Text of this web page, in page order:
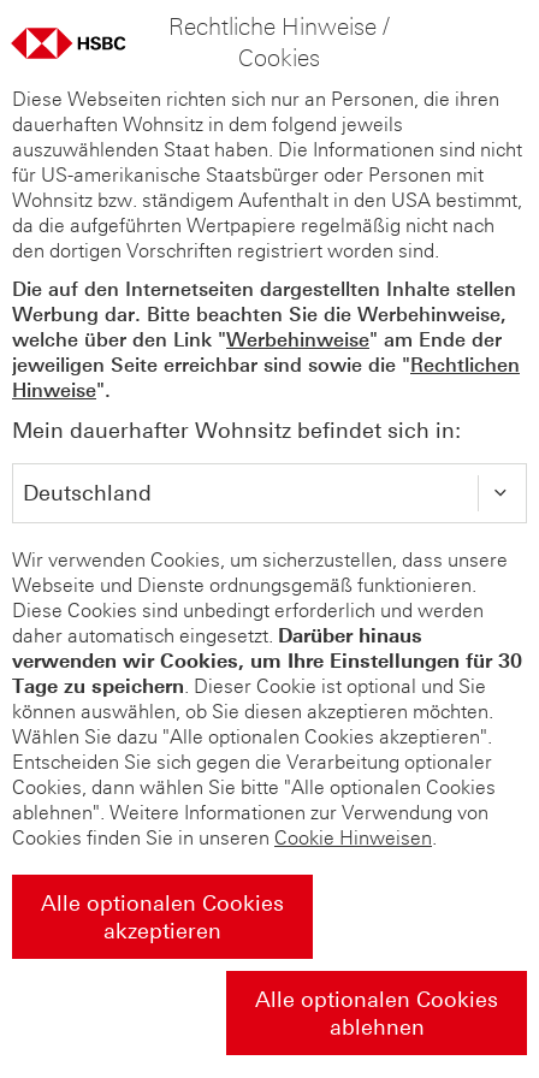
Rechtliche Hinweise /
Cookies
Diese Webseiten richten sich nur an Personen, die ihren
dauerhaften Wohnsitz in dem folgend jeweils
auszuwählenden Staat haben. Die Informationen sind nicht
für US-amerikanische Staatsbürger oder Personen mit
Wohnsitz bzw. ständigem Aufenthalt in den USA bestimmt,
da die aufgeführten Wertpapiere regelmäßig nicht nach
den dortigen Vorschriften registriert worden sind.
Die auf den Internetseiten dargestellten Inhalte stellen
Werbung dar. Bitte beachten Sie die Werbehinweise,
welche über den Link "Werbehinweise" am Ende der
jeweiligen Seite erreichbar sind sowie die "Rechtlichen
Hinweise".
Mein dauerhafter Wohnsitz befindet sich in:
Wir verwenden Cookies, um sicherzustellen, dass unsere
Webseite und Dienste ordnungsgemäß funktionieren.
Diese Cookies sind unbedingt erforderlich und werden
daher automatisch eingesetzt. Darüber hinaus
verwenden wir Cookies, um Ihre Einstellungen für 30
Tage zu speichern. Dieser Cookie ist optional und Sie
können auswählen, ob Sie diesen akzeptieren möchten.
Wählen Sie dazu "Alle optionalen Cookies akzeptieren".
Entscheiden Sie sich gegen die Verarbeitung optionaler
Cookies, dann wählen Sie bitte "Alle optionalen Cookies
ablehnen". Weitere Informationen zur Verwendung von
Cookies finden Sie in unseren Cookie Hinweisen.
Alle optionalen Cookies
akzeptieren
Alle optionalen Cookies
ablehnen